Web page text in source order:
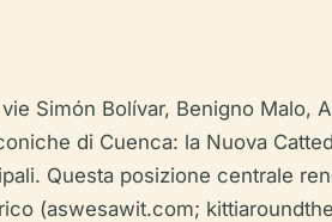
Simón Bolívar, Benigno Malo,
di Cuenca: la Nuova
Questa posizione centrale
(aswesawit.com;